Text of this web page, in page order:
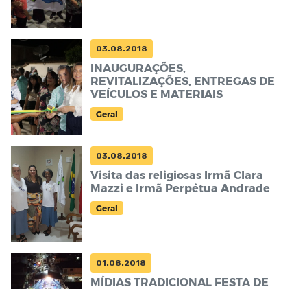
03.08.2018
INAUGURAÇÕES,
REVITALIZAÇÕES, ENTREGAS DE
VEÍCULOS E MATERIAIS
Geral
03.08.2018
Visita das religiosas Irmã Clara
Mazzi e Irmã Perpétua Andrade
Geral
01.08.2018
MÍDIAS TRADICIONAL FESTA DE